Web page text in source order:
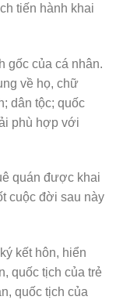
tiến hành khai
gốc của cá nhân.
về họ, chữ
dân tộc; quốc
phù hợp với
quán được khai
cuộc đời sau này
kết hôn, hiển
quốc tịch của trẻ
quốc tịch của